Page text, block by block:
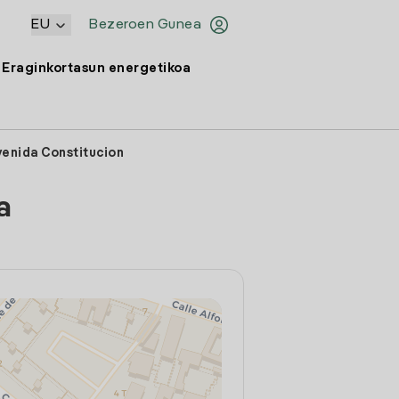
Bezeroen Gunea
EU
Eraginkortasun energetikoa
Constitucion